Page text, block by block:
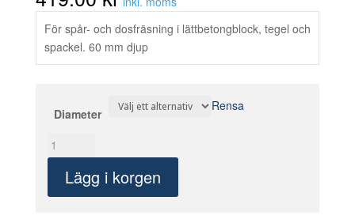
För spår- och dosfräsning i lättbetongblock, tegel och
spackel. 60 mm djup
Diameter
Rensa
Extra
långa
skäriga
Lägg i korgen